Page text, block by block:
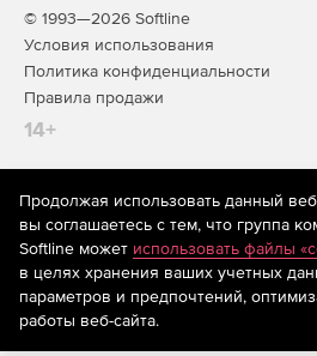
© 1993—2026 Softline
Условия использования
Политика конфиденциальности
Правила продажи
14+
На информационном ресурсе
рекомендательные технологии
предоставления информации на
систематизации и анализа сведений,
предпочтениям пользователей сети
находящихся на территории
Продолжая использовать данный
вы соглашаетесь с тем, что группа
Softline может использовать файлы
в целях хранения ваших учетных
параметров и предпочтений,
работы веб-сайта.